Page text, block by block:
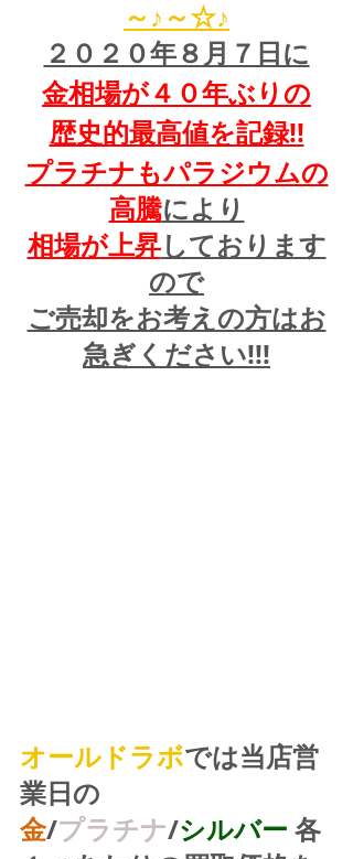
～♪～☆♪
２０２０年８月７日に
金相場が４０年ぶりの
歴史的最高値を記録!!
プラチナもパラジウムの
高騰により
相場が上昇しております
ので
ご売却をお考えの方はお
急ぎください!!!
オールドラボでは当店営
業日の
金/プラチナ/シルバー 各